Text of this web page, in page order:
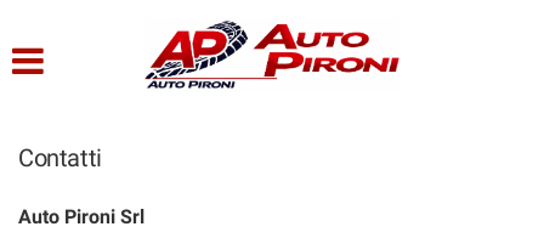
Contatti
Auto Pironi Srl
tue
seguente